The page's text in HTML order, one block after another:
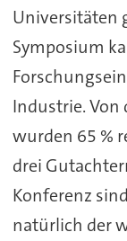
Universitäten
Symposium
Industrie. Von
wurden 65 %
drei
Konferenz
natürlich der